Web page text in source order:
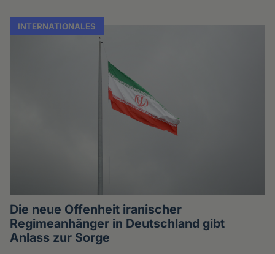
INTERNATIONALES
Die neue Offenheit iranischer
Regimeanhänger in Deutschland gibt
Anlass zur Sorge